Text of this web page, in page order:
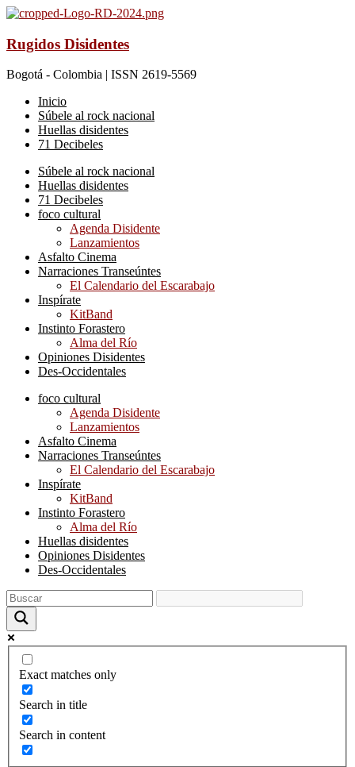
Rugidos Disidentes
Bogotá - Colombia | ISSN 2619-5569
Inicio
Súbele al rock nacional
Huellas disidentes
71 Decibeles
Súbele al rock nacional
Huellas disidentes
71 Decibeles
foco cultural
Agenda Disidente
Lanzamientos
Asfalto Cinema
Narraciones Transeúntes
El Calendario del Escarabajo
Inspírate
KitBand
Instinto Forastero
Alma del Río
Opiniones Disidentes
Des-Occidentales
foco cultural
Agenda Disidente
Lanzamientos
Asfalto Cinema
Narraciones Transeúntes
El Calendario del Escarabajo
Inspírate
KitBand
Instinto Forastero
Alma del Río
Huellas disidentes
Opiniones Disidentes
Des-Occidentales
Exact matches only
Search in title
Search in content